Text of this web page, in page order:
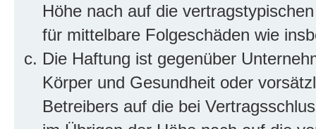
Höhe nach auf die
für mittelbare Folgeschäden wie
Die Haftung ist gegenüber
Körper und Gesundheit oder
Betreibers auf die bei